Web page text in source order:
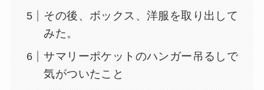
その後、ボックス、洋服を取り出して
みた。
サマリーポケットのハンガー吊るしで
気がついたこと